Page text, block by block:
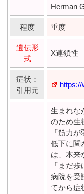
Herman
程度 重度
遺伝形
式
X連鎖性
症状：
引用元
https://
生まれな
のため生
「筋力
低下に関
は、本来
「まだ
病院を受
てから症